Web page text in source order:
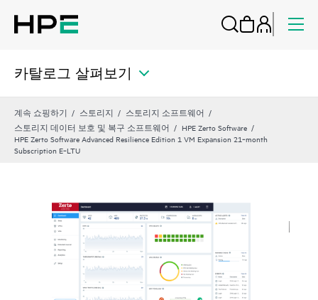
카탈로그 살펴보기
계속 쇼핑하기 스토리지
스토리지 소프트웨어
스토리지 데이터 보호 및 복구 소프트웨어
HPE Zerto Software
HPE Zerto Software Advanced Resilience Edition 1 VM Expansion 21‑month
Subscription E‑LTU